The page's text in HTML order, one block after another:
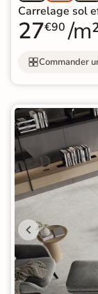
Carrelage sol
27€90 /
Commander